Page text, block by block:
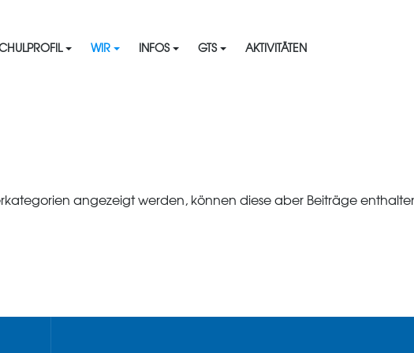
WIR INFOS GTS AKTIVITÄTEN
angezeigt werden, können diese aber Beiträge